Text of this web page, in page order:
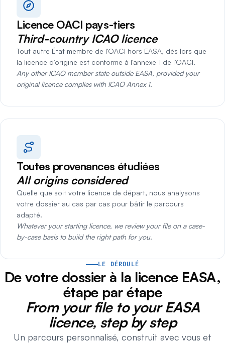
Licence OACI pays-tiers
Third-country ICAO licence
Tout autre État membre de l'OACI hors EASA, dès lors que
la licence d'origine est conforme à l'annexe 1 de l'OACI.
Any other ICAO member state outside EASA, provided your
original licence complies with ICAO Annex 1.
Toutes provenances étudiées
All origins considered
Quelle que soit votre licence de départ, nous analysons
votre dossier au cas par cas pour bâtir le parcours
adapté.
Whatever your starting licence, we review your file on a case-
by-case basis to build the right path for you.
LE DÉROULÉ
De votre dossier à la licence EASA,
étape par étape
From your file to your EASA
licence, step by step
Un parcours personnalisé, construit avec vous et